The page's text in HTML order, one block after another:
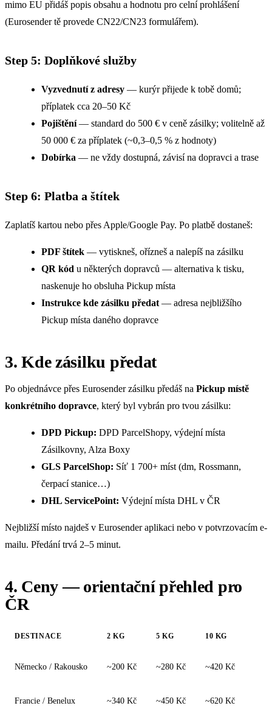
mimo EU přidáš popis obsahu a hodnotu pro celní prohlášení
(Eurosender tě provede CN22/CN23 formulářem).
Step 5: Doplňkové služby
Vyzvednutí z adresy — kurýr přijede k tobě domů;
příplatek cca 20–50 Kč
Pojištění— standard do 500 € v ceně zásilky; volitelně až
50 000 € za příplatek (~0,3–0,5 % z hodnoty)
Dobírka — ne vždy dostupná, závisí na dopravci a trase
Step 6: Platba a štítek
Zaplatíš kartou nebo přes Apple/Google Pay. Po platbě dostaneš:
PDF štítek — vytiskneš, ořízneš a nalepíš na zásilku
QR kód u některých dopravců — alternativa k tisku,
naskenuje ho obsluha Pickup místa
Instrukce kde zásilku předat — adresa nejbližšího
Pickup místa daného dopravce
3. Kde zásilku předat
Po objednávce přes Eurosender zásilku předáš na Pickup místě
konkrétního dopravce, který byl vybrán pro tvou zásilku:
DPD Pickup: DPD ParcelShopy, výdejní místa
Zásilkovny, Alza Boxy
GLS ParcelShop: Síť 1 700+ míst (dm, Rossmann,
čerpací stanice…)
DHL ServicePoint: Výdejní místa DHL v ČR
Nejbližší místo najdeš v Eurosender aplikaci nebo v potvrzovacím e-
mailu. Předání trvá 2–5 minut.
4. Ceny — orientační přehled pro
ČR
DESTINACE 2 KG 5 KG 10 KG
Německo / Rakousko ~200 Kč ~280 Kč ~420 Kč
Francie / Benelux ~340 Kč ~450 Kč ~620 Kč